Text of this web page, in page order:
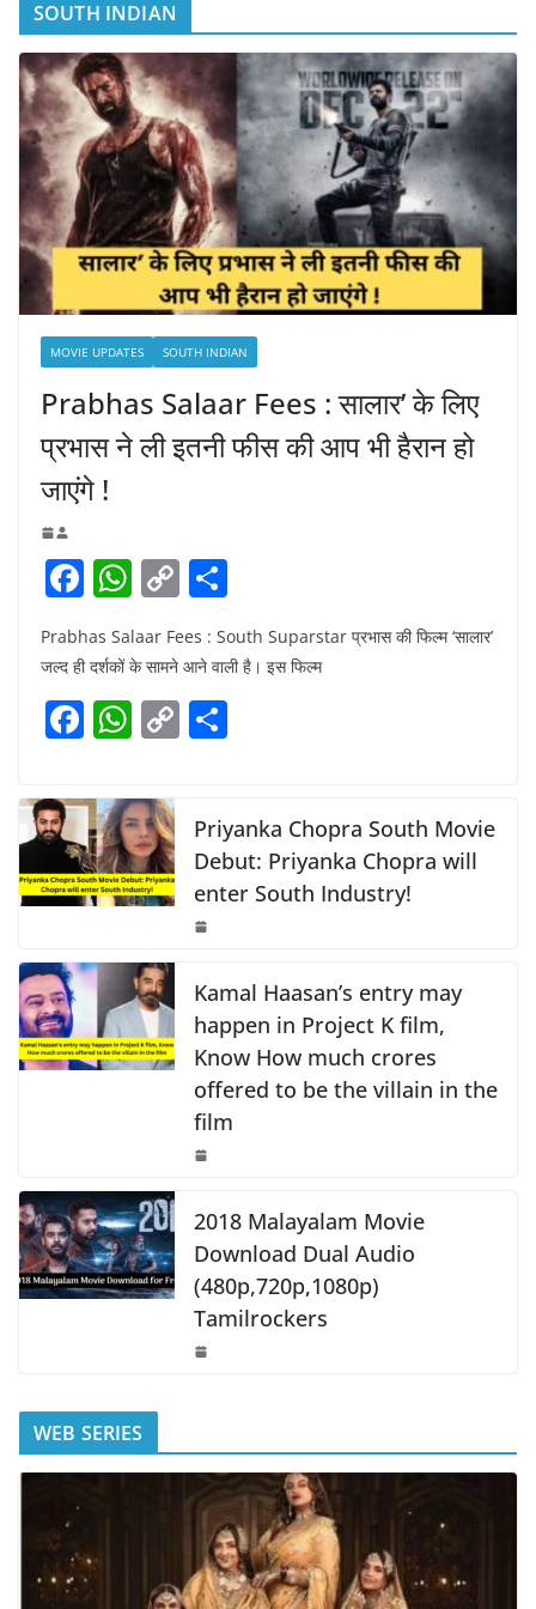
SOUTH INDIAN
MOVIE UPDATES SOUTH INDIAN
Prabhas Salaar Fees : सालार’ के लिए
प्रभास ने ली इतनी फीस की आप भी हैरान हो
जाएंगे !
F
c
e
b
o
k
W
at
s
A
p
C
p
y
Li
ar
Prabhas Salaar Fees : South Suparstar प्रभास की फिल्म ‘सालार’
जल्द ही दर्शकों के सामने आने वाली है। इस फिल्म
F
c
e
b
o
k
W
at
s
A
p
C
y
Li
n
k
e
Priyanka Chopra South Movie
Debut: Priyanka Chopra will
enter South Industry!
Kamal Haasan’s entry may
happen in Project K film,
Know How much crores
offered to be the villain in the
film
2018 Malayalam Movie
Download Dual Audio
(480p,720p,1080p)
Tamilrockers
WEB SERIES